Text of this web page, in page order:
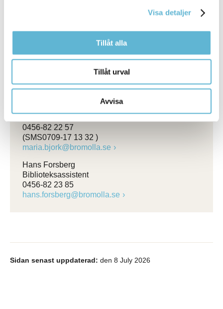
Visa detaljer
Tillåt alla
Tillåt urval
Avvisa
Kontakt
0456-82 22 57
(SMS0709-17 13 32 )
maria.bjork@bromolla.se
Hans Forsberg
Biblioteksassistent
0456-82 23 85
hans.forsberg@bromolla.se
Sidan senast uppdaterad: den 8 July 2026